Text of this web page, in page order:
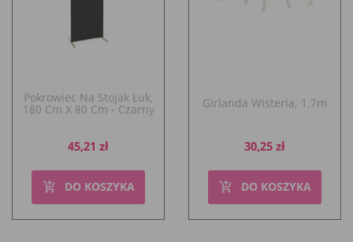
Pokrowiec Na Stojak Łuk,
180 Cm X 80 Cm - Czarny
Cena
45,21 zł
add_shopping_cart DO KOSZYKA
Girlanda Wisteria, 1.7m
Cena
30,25 zł
add_shopping_cart DO KOSZYKA